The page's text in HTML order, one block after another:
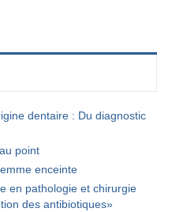
dentaire : Du diagnostic
point
enceinte
en pathologie et chirurgie
des antibiotiques»